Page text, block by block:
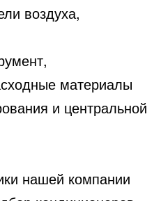
воздуха,
материалы
и центральной
нашей компании